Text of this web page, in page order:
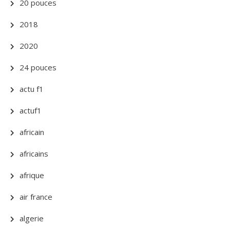
20 pouces
2018
2020
24 pouces
actu f1
actuf1
africain
africains
afrique
air france
algerie